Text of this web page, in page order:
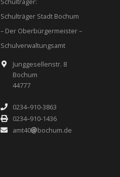
Schulträger Stadt Bochum
– Der Oberbürgermeister –
Schulverwaltungsamt
Junggesellenstr. 8
Bochum
44777
0234–910-3863
0234–910-1436
amt40
bochum.de